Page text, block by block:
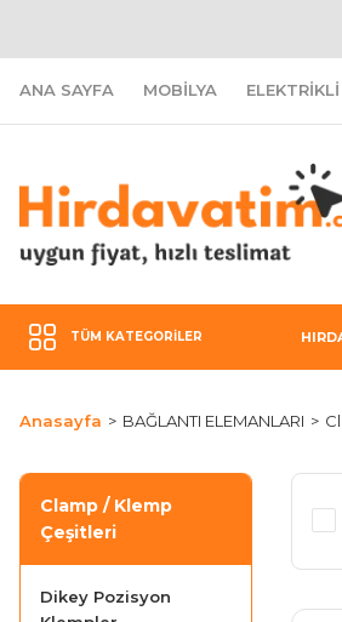
ANA SAYFA MOBİLYA
TÜM KATEGORILER
Anasayfa BAĞLANTI ELEMANLARI
Clamp / Klemp
Çeşitleri
Dikey Pozisyon